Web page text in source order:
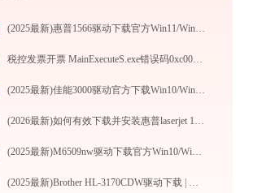
(2025最新)惠普1566驱动下载官方Win11/Win10支持
税控发票开票 MainExecuteS.exe错误码0xc000000d处理办法
(2025最新)佳能3000驱动官方下载Win10/Win11安装指南
(2026最新)如何有效下载并安装惠普laserjet 1200n打印机驱动？全方位指导手册
(2025最新)M6509nw驱动下载官方Win10/Win11安装指南
(2025最新)Brother HL-3170CDW驱动下载 | Win11/Win10官方免费安装